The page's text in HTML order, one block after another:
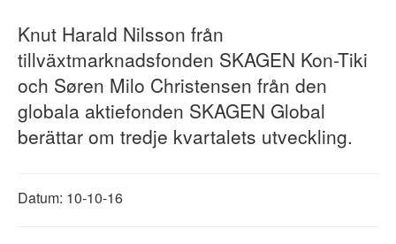
Knut Harald Nilsson från
tillväxtmarknadsfonden SKAGEN Kon-Tiki
och Søren Milo Christensen från den
globala aktiefonden SKAGEN Global
berättar om tredje kvartalets utveckling.
Datum: 10-10-16